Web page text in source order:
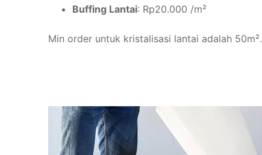
Buffing Lantai: Rp20.000 /m²
Min order untuk kristalisasi lantai adalah 50m².